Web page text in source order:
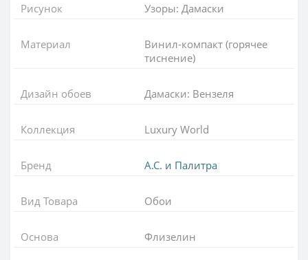
Рисунок Узоры: Дамаски
Материал
Винил-компакт (горячее
тиснение)
Дизайн обоев Дамаски: Вензеля
Коллекция Luxury World
Бренд А.С. и Палитра
Вид Товара Обои
Основа Флизелин